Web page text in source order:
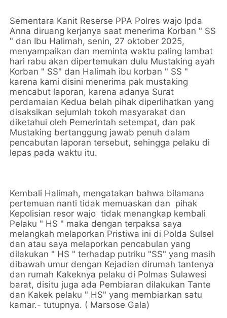
Sementara Kanit Reserse PPA Polres wajo Ipda
Anna diruang kerjanya saat menerima Korban " SS
" dan Ibu Halimah, senin, 27 oktober 2025,
menyampaikan dan meminta waktu paling lambat
hari rabu akan dipertemukan dulu Mustaking ayah
Korban " SS" dan Halimah ibu korban " SS "
karena kami disini menerima pak mustaking
mencabut laporan, karena adanya Surat
perdamaian Kedua belah pihak diperlihatkan yang
disaksikan sejumlah tokoh masyarakat dan
diketahui oleh Pemerintah setempat, dan pak
Mustaking bertanggung jawab penuh dalam
pencabutan laporan tersebut, sehingga pelaku di
lepas pada waktu itu.
Kembali Halimah, mengatakan bahwa bilamana
pertemuan nanti tidak memuaskan dan pihak
Kepolisian resor wajo tidak menangkap kembali
Pelaku " HS " maka dengan terpaksa saya
melangkah melaporkan Pristiwa ini di Polda Sulsel
dan atau saya melaporkan pencabulan yang
dilakukan " HS " terhadap putriku "SS" yang masih
dibawah umur dengan Kejadian dirumah tantenya
dan rumah Kakeknya pelaku di Polmas Sulawesi
barat, disitu juga ada Pembiaran dilakukan Tante
dan Kakek pelaku " HS" yang membiarkan satu
kamar.- tutupnya. ( Marsose Gala)